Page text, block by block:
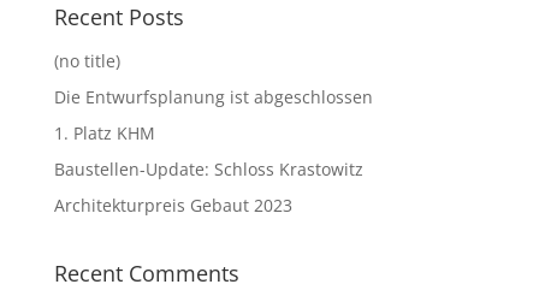
Recent Posts
(no title)
Die Entwurfsplanung ist abgeschlossen
1. Platz KHM
Baustellen-Update: Schloss Krastowitz
Architekturpreis Gebaut 2023
Recent Comments